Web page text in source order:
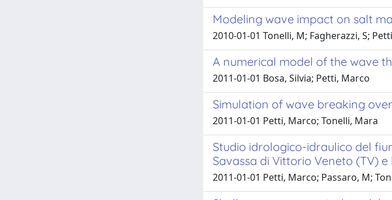
Modeling wave impact on salt
2010-01-01 Tonelli, M; Fagherazzi, S;
A numerical model of the wave
2011-01-01 Bosa, Silvia; Petti, Marco
Simulation of wave breaking
2011-01-01 Petti, Marco; Tonelli, Mara
Studio idrologico-idraulico del
Savassa di Vittorio Veneto (TV)
2011-01-01 Petti, Marco; Passaro, M;